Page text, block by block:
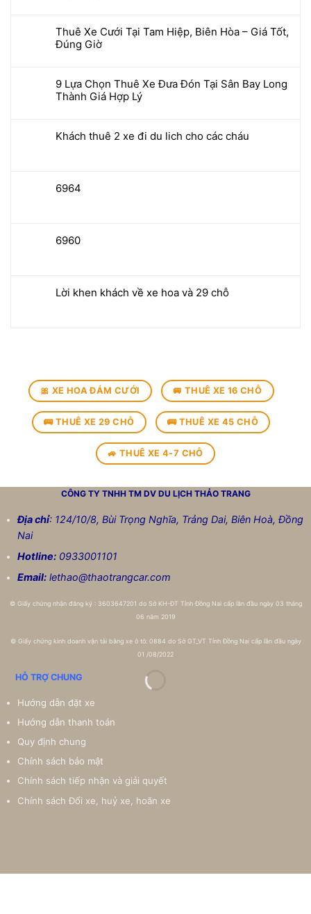
Thuê Xe Cưới Tại Tam Hiệp, Biên Hòa – Giá Tốt,
Đúng Giờ
9 Lựa Chọn Thuê Xe Đưa Đón Tại Sân Bay Long
Thành Giá Hợp Lý
Khách thuê 2 xe đi du lich cho các cháu
6964
6960
Lời khen khách về xe hoa và 29 chỗ
🎀 XE HOA ĐÁM CƯỚI 🚐 THUÊ XE 16 CHỖ
🚌 THUÊ XE 29 CHỖ 🚌 THUÊ XE 45 CHỖ
🚙 THUÊ XE 4-7 CHỖ
CÔNG TY TNHH TM DV DU LỊCH THẢO TRANG
Địa chỉ: 124/10/8, Bùi Trọng Nghĩa, Trảng Dai, Biên Hoà, Đồng
Nai
Hotline: 0933001101
Email: lethao@thaotrangcar.com
©Giấy chứng nhận đăng ký : 3603647201 do Sở KH-ĐT Tỉnh Đồng Nai cấp lần đầu ngày 03 tháng
06 năm 2019
©Giấy chứng kinh doanh vận tải bằng xe ô tô: 0884 do Sở GT_VT Tỉnh Đồng Nai cấp lần đầu ngày
01 /08/2022
HỖ TRỢ CHUNG
Hướng dẫn đặt xe
Hướng dẫn thanh toán
Quy định chung
Chính sách bảo mật
Chính sách tiếp nhận và giải quyết
Chính sách Đổi xe, huỷ xe, hoãn xe